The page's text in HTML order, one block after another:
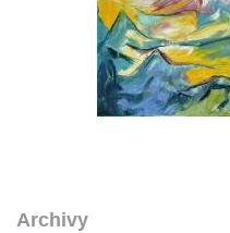
Archivy